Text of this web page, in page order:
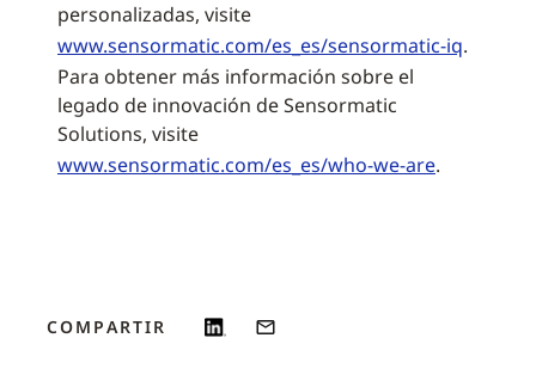
personalizadas, visite
www.sensormatic.com/es_es/sensormatic-iq.
Para obtener más información sobre el
legado de innovación de Sensormatic
Solutions, visite
www.sensormatic.com/es_es/who-we-are.
COMPARTIR